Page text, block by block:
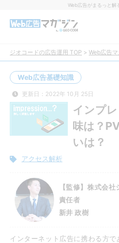
Web広告がまるっと解
ジオコードの広告運用 TOP > Web広告
Web広告基礎知識
更新日：2022年 10月 25日
インプ
味は？
いは？
アクセス解析
【監修】株式会
責任者
新井 政樹
インターネット広告に携わる方